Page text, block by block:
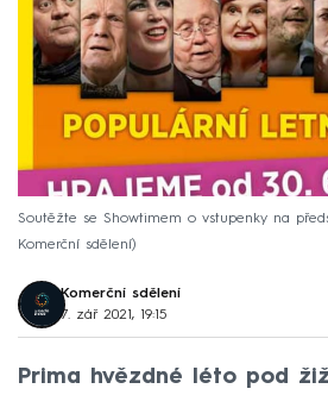
Soutěžte se Showtimem o vstupenky na
Komerční sdělení
Komerční sdělení
7. zář 2021, 19:15
Prima hvězdné léto pod